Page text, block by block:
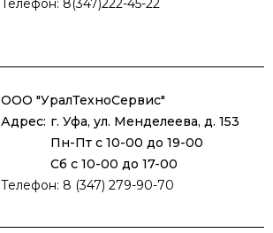
ООО "УралТехноСервис"
Адрес: г. Уфа, ул. Менделеева, д. 153
Пн-Пт с 10-00 до 19-00
Сб с 10-00 до 17-00
Телефон: 8 (347) 279-90-70